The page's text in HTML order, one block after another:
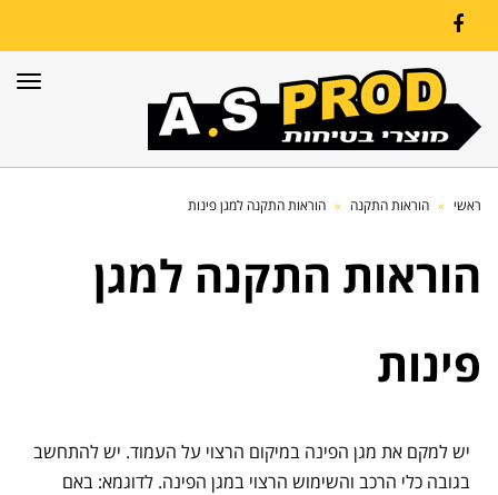
Facebook
ראשי » הוראות התקנה » הוראות התקנה למגן פינות
הוראות התקנה למגן
פינות
יש למקם את מגן הפינה במיקום הרצוי על העמוד. יש להתחשב
בגובה כלי הרכב והשימוש הרצוי במגן הפינה. לדוגמא: באם